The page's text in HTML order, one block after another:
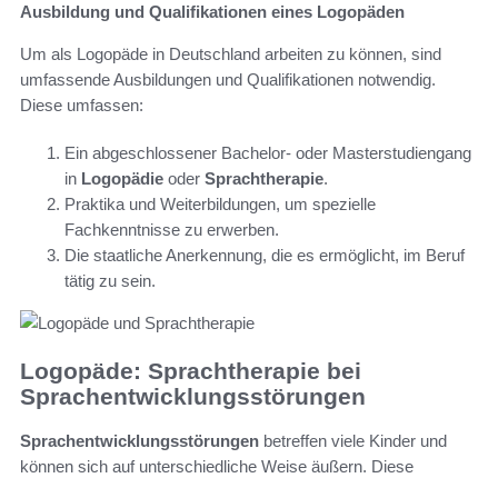
Ausbildung und Qualifikationen eines Logopäden
Um als Logopäde in Deutschland arbeiten zu können, sind
umfassende Ausbildungen und Qualifikationen notwendig.
Diese umfassen:
Ein abgeschlossener Bachelor- oder Masterstudiengang
in Logopädie oder Sprachtherapie.
Praktika und Weiterbildungen, um spezielle
Fachkenntnisse zu erwerben.
Die staatliche Anerkennung, die es ermöglicht, im Beruf
tätig zu sein.
Logopäde: Sprachtherapie bei
Sprachentwicklungsstörungen
Sprachentwicklungsstörungen betreffen viele Kinder und
können sich auf unterschiedliche Weise äußern. Diese